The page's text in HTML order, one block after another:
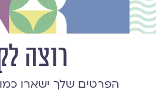
רוצה
הפרטים שלך ישארו